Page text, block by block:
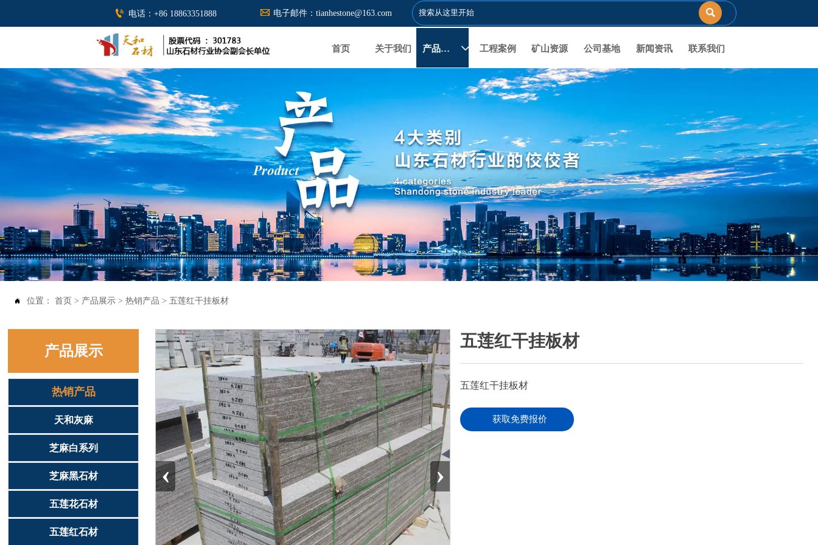
 电话：+86 18863351888  电子邮件：tianhestone@163.com 
首页 关于我们 产品展示  工程案例 矿山资源 公司基地 新闻资讯 联系我们
 位置：首页 > 产品展示 >热销产品 > 五莲红干挂板材
产品展示
热销产品
天和灰麻
芝麻白系列
芝麻黑石材
五莲花石材
五莲红石材
‹ ›
五莲红干挂板材
五莲红干挂板材
获取免费报价